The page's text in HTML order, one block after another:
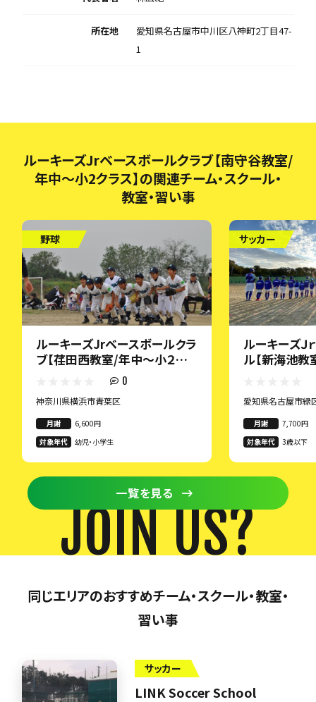
所在地
愛知県名古屋市中川区八神町2丁目47-
1
ルーキーズJrベースボールクラブ【南守谷教室/
年中～小2クラス】の関連チーム・スクール・
教室・習い事
野球
ルーキーズJrベースボールクラ
ブ【荏田西教室/年中～小２ク
0
神奈川県横浜市青葉区
月謝
6,600円
対象年代
幼児・小学生
サッカー
ルーキーズＪ
ル【新海池
愛知県名古屋市緑
月謝
7,700円
対象年代
3歳以下
一覧を見る
JOIN US?
同じエリアのおすすめチーム・スクール・教室・
習い事
サッカー
LINK Soccer School